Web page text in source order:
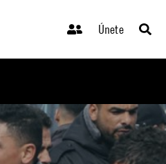
Únete